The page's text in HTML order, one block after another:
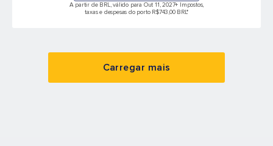
A partir de BRL, válido para Out 11, 2027+ Impostos,
taxas e despesas do porto R$743,00 BRL*
Carregar mais